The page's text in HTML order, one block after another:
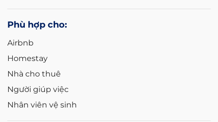
Phù hợp cho:
Airbnb
Homestay
Nhà cho thuê
Người giúp việc
Nhân viên vệ sinh